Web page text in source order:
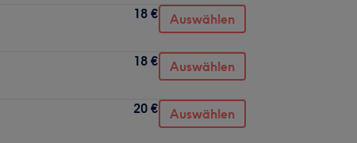
18 € Auswählen
18 € Auswählen
20 € Auswählen